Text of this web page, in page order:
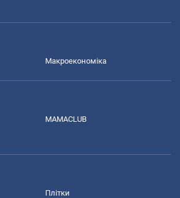
Макроекономіка
MAMACLUB
Плітки